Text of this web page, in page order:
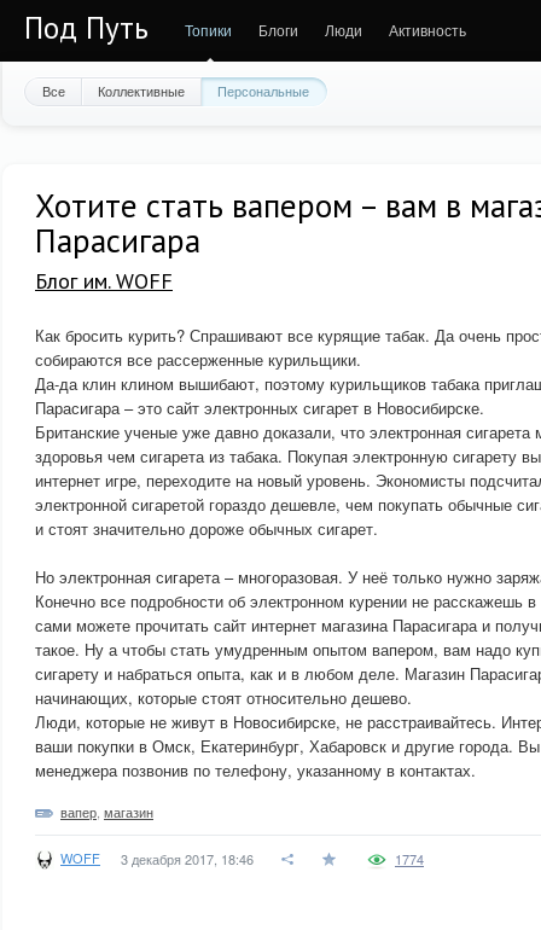
Под Путь Топики Блоги Люди Активность
Все Коллективные Персональные
Хотите стать вапером – вам в
Парасигара
Блог им. WOFF
Как бросить курить? Спрашивают все курящие табак. Да очень
собираются все рассерженные курильщики.
Да-да клин клином вышибают, поэтому курильщиков табака
Парасигара – это сайт электронных сигарет в Новосибирске.
Британские ученые уже давно доказали, что электронная
здоровья чем сигарета из табака. Покупая электронную сигарету
интернет игре, переходите на новый уровень. Экономисты
электронной сигаретой гораздо дешевле, чем покупать обычные
и стоят значительно дороже обычных сигарет.
Но электронная сигарета – многоразовая. У неё только нужно
Конечно все подробности об электронном курении не расскажешь
сами можете прочитать сайт интернет магазина Парасигара и
такое. Ну а чтобы стать умудренным опытом вапером, вам надо
сигарету и набраться опыта, как и в любом деле. Магазин
начинающих, которые стоят относительно дешево.
Люди, которые не живут в Новосибирске, не расстраивайтесь.
ваши покупки в Омск, Екатеринбург, Хабаровск и другие города.
менеджера позвонив по телефону, указанному в контактах.
вапер магазин
WOFF 3 декабря 2017, 18:46 1774